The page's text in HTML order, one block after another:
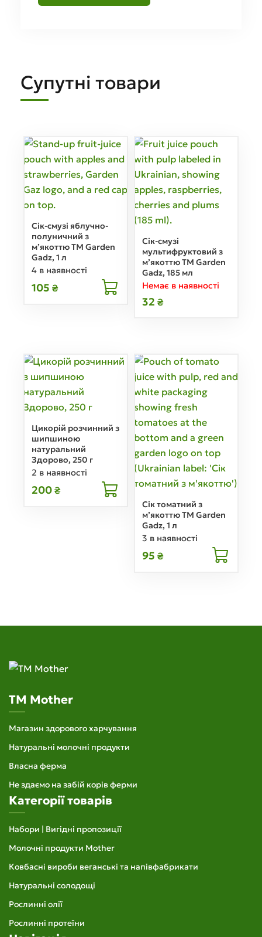
Супутні товари
Сік-смузі яблучно-
полуничний з
м’якоттю ТМ Garden
Gadz, 1 л
4 в наявності
105 ₴
Сік-смузі
мультифруктовий з
м’якоттю ТМ Garden
Gadz, 185 мл
Немає в наявності
32 ₴
Цикорій розчинний з
шипшиною
натуральний
Здорово, 250 г
2 в наявності
200 ₴
Сік томатний з
м’якоттю ТМ Garden
Gadz, 1 л
3 в наявності
95 ₴
TM Mother
Магазин здорового харчування
Натуральні молочні продукти
Власна ферма
Не здаємо на забій корів ферми
Категорії товарів
Набори | Вигідні пропозиції
Молочні продукти Mother
Ковбасні вироби веганські та напівфабрикати
Натуральні солодощі
Рослинні олії
Рослинні протеїни